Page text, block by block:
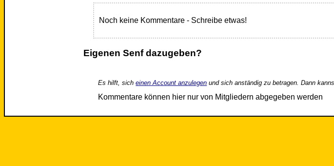
Noch keine Kommentare - Schreibe etwas!
Eigenen Senf dazugeben?
Es hilft, sicheinen Account anzulegen und sich anständig zu betragen. Dann
Kommentare können hier nur von Mitgliedern abgegeben werden